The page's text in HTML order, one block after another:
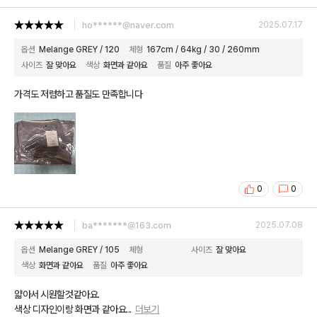
ho******@naver.com 2025.07.17
옵션 Melange GREY / 120 체형 167cm / 64kg / 30 / 260mm
사이즈 잘 맞아요 색상 화면과 같아요 품질 아주 좋아요
가격도 저렴하고 품질도 만족합니다
0 0
ba*******@163.com 2025.07.08
옵션 Melange GREY / 105 체형 사이즈 잘 맞아요
색상 화면과 같아요 품질 아주 좋아요
얇아서 시원할것같아요.
색상 디자인이랑 화면과 같아요... 더보기